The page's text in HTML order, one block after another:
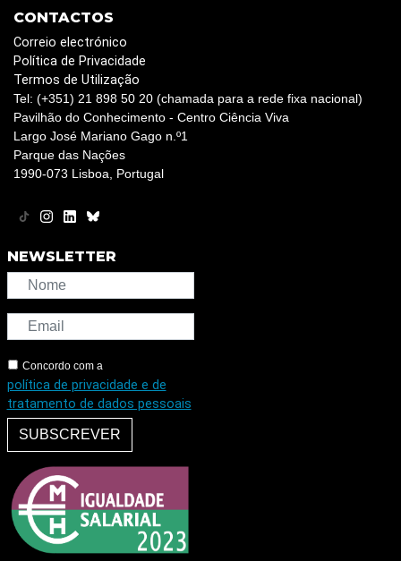
CONTACTOS
Correio electrónico
Política de Privacidade
Termos de Utilização
Tel: (+351) 21 898 50 20 (chamada para a rede fixa nacional)
Pavilhão do Conhecimento - Centro Ciência Viva
Largo José Mariano Gago n.º1
Parque das Nações
1990-073 Lisboa, Portugal
NEWSLETTER
Concordo com a
política de privacidade e de
tratamento de dados pessoais
SUBSCREVER